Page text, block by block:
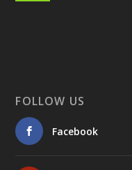
FOLLOW US
Facebook